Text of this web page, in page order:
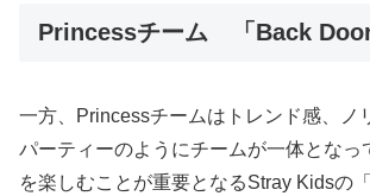
Princessチーム 「Back Door
一方、Princessチームはトレンド感、ノ
パーティーのようにチームが一体となっ
を楽しむことが重要となるStray Kidsの